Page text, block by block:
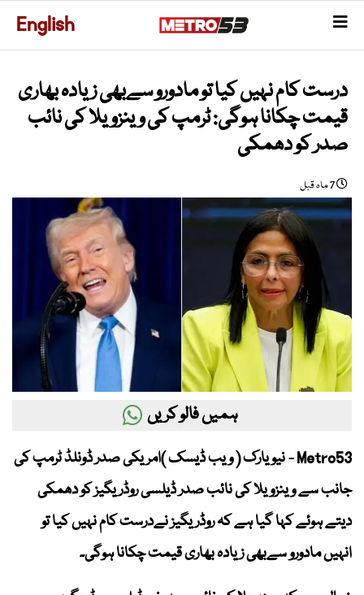
English
درست کام نہیں کیا تو مادورو سےبھی زیادہ بھاری
قیمت چکانا ہوگی: ٹرمپ کی وینزویلا کی نائب
صدر کو دھمکی
7 ماہ قبل
ہمیں فالو کریں
Metro53 - نیویارک ( ویب ڈیسک )امریکی صدر ڈونلڈ ٹرمپ کی
جانب سے وینزویلا کی نائب صدر ڈیلسی روڈریگیز کو دھمکی
دیتے ہوئے کہا گیا ہے کہ روڈریگیز نےدرست کام نہیں کیا تو
انہیں مادورو سےبھی زیادہ بھاری قیمت چکانا ہوگی۔